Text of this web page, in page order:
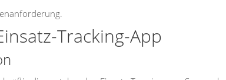
Tracking-App